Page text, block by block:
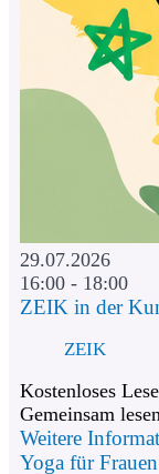
29.07.2026
16:00 - 18:00
ZEIK in der
ZEIK
Kostenloses
Gemeinsam
Weitere
Yoga für Frauen